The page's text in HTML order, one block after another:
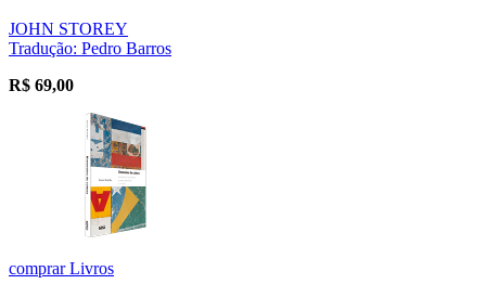
JOHN STOREY
Tradução: Pedro Barros
R$ 69,00
comprarLivros